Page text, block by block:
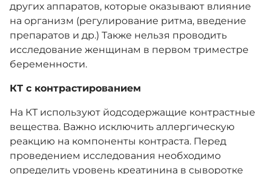
других аппаратов, которые оказывают влияние
на организм (регулирование ритма, введение
препаратов и др.) Также нельзя проводить
исследование женщинам в первом триместре
беременности.
КТ с контрастированием
На КТ используют йодсодержащие контрастные
вещества. Важно исключить аллергическую
реакцию на компоненты контраста. Перед
проведением исследования необходимо
определить уровень креатинина в сыворотке